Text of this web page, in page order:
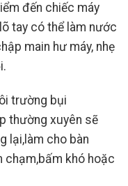
đến chiếc máy
tay có thể làm nước
main hư máy, nhẹ
trường bụi
thường xuyên sẽ
lại,làm cho bàn
chạm,bấm khó hoặc